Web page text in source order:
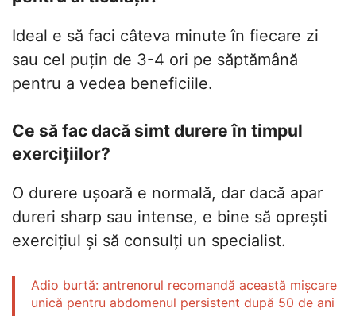
Ideal e să faci câteva minute în fiecare zi
sau cel puțin de 3-4 ori pe săptămână
pentru a vedea beneficiile.
Ce să fac dacă simt durere în timpul
exercițiilor?
O durere ușoară e normală, dar dacă apar
dureri sharp sau intense, e bine să oprești
exercițiul și să consulți un specialist.
Adio burtă: antrenorul recomandă această mișcare
unică pentru abdomenul persistent după 50 de ani